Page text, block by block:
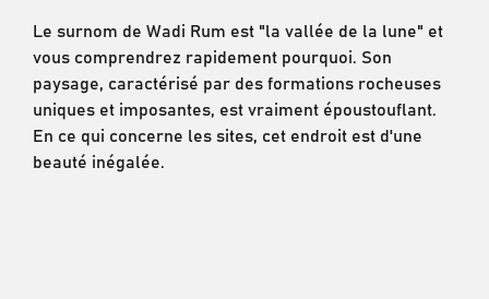
Le surnom de Wadi Rum est "la vallée de la lune" et
vous comprendrez rapidement pourquoi. Son
paysage, caractérisé par des formations rocheuses
uniques et imposantes, est vraiment époustouflant.
En ce qui concerne les sites, cet endroit est d'une
beauté inégalée.